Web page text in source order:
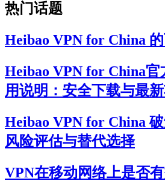
热门话题
Heibao VPN for China
Heibao VPN for China
用说明：安全下载与最
Heibao VPN for China
风险评估与替代选择
VPN在移动网络上是否